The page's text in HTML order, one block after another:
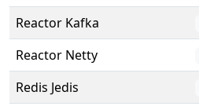
Reactor Kafka
Reactor Netty
Redis Jedis